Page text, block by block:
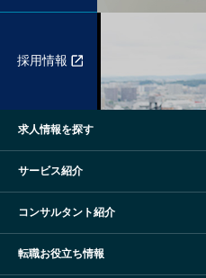
採用情報
求人情報を探す
サービス紹介
コンサルタント紹介
転職お役立ち情報